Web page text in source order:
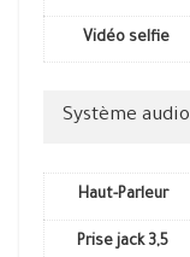
Vidéo selfie
Système audio
Haut-Parleur
Prise jack 3,5